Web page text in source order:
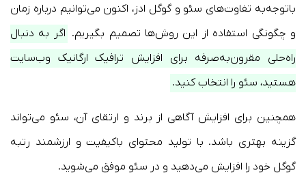
باتوجه‌به تفاوت‌های سئو و گوگل ادز، اکنون می‌توانیم درباره زمان
و چگونگی استفاده از این روش‌ها تصمیم بگیریم. اگر به دنبال
راه‌حلی مقرون‌به‌صرفه برای افزایش ترافیک ارگانیک وب‌سایت
هستید، سئو را انتخاب کنید.
همچنین برای افزایش آگاهی از برند و ارتقای آن، سئو می‌تواند
گزینه بهتری باشد. با تولید محتوای باکیفیت و ارزشمند رتبه
گوگل خود را افزایش می‌دهید و در سئو موفق می‌شوید.